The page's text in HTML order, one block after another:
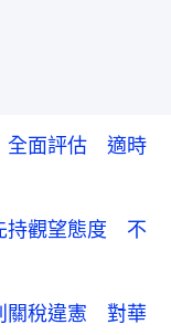
全面評估 適時
持觀望態度 不
關稅違憲 對華